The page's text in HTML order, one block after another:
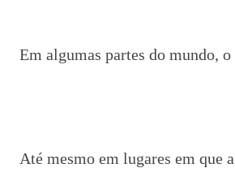
Em algumas partes do mundo,
Até mesmo em lugares em que